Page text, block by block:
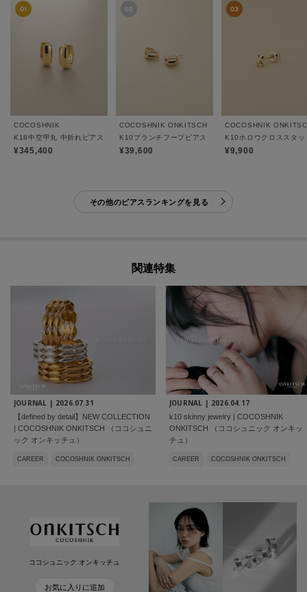
COCOSHNIK
K18中空甲丸 中折れピアス
¥345,400
COCOSHNIK ONKITSCH
K10ブランチフープピアス
¥39,600
COCOSHNIK
K10ホロウクロススタ
¥9,900
その他のピアスランキングを見る
関連特集
JOURNAL | 2026.07.31
【defined by detail】NEW COLLECTION
| COCOSHNIK ONKITSCH （ココシュニ
ック オンキッチュ）
CAREER COCOSHNIK ONKITSCH
JOURNAL | 2026.04.17
k10 skinny jewelry | COCOSHNIK
ONKITSCH （ココシュニック オンキッ
チュ）
CAREER COCOSHNIK ONKITSCH
ココシュニック オンキッチュ
お気に入りに追加